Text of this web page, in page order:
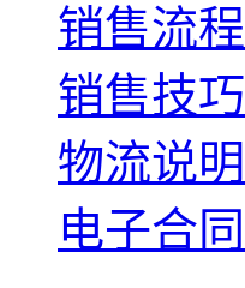
销售流程
销售技巧
物流说明
电子合同